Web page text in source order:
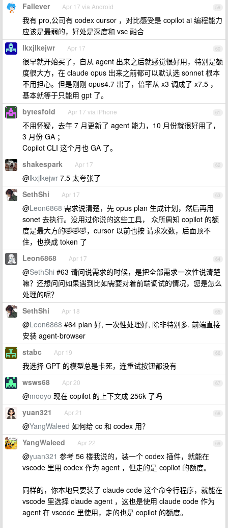
59
Fallever Apr 17 via Android
我有 pro,公司有 codex cursor ，对比感受是 copilot ai 编程能力
应该是最弱的，好处是深度和 vsc 融合
60
lkxjlkejwr Apr 17
很早就开始买了，自从 agent 出来之后就感觉很好用，特别是额
度很大方，在 claude opus 出来之前都可以默认选 sonnet 根本
不用担心。但是刚刚 opus4.7 出了，倍率从 x3 调成了 x7.5 ，
基本就等于只能用 gpt 了。
61
bytesfold Apr 17 via iPhone
不用怀疑，去年 7 月更新了 agent 能力，10 月份就很好用了，
3 月份 GA ；
Copilot CLI 这个月也 GA 了。
62
shakespark Apr 17
@lkxjlkejwr 7.5 太夸张了
63
SethShi Apr 17
@Leon6868 需求说清楚，先 opus plan 生成计划，然后再用
sonet 去执行。没用过你说的这些工具， 众所周知 copilot 的额
度是最大方的🤣🤣🤣，cursor 以前也按 请求次数，后面顶不
住，也换成 token 了
64
Leon6868 Apr 17
@SethShi #63 请问说需求的时候，是把全部需求一次性说清楚
嘛？还想问问如果遇到比如需要对着前端调试的情况，您是怎么
处理的呢？
65
SethShi Apr 18
@Leon6868 #64 plan 好, 一次性处理好, 除非特别多. 前端直接
安装 agent-browser
66
stabc Apr 19
我选择 GPT 的模型总是卡死，连重试按钮都没有
67
wsws68 Apr 20
@mooyo 现在 copilot 的上下文成 256k 了吗
68
yuan321 Apr 21
@YangWaleed 如何给 cc 和 codex 用？
69
YangWaleed Apr 22
@yuan321 参考 56 楼我说的，装一个 codex 插件，就能在
vscode 里用 codex 作为 agent ，但走的是 copilot 的额度。
同样的，你本地只要装了 claude code 这个命令行程序，就能在
vscode 里选择 claude agent ，这也是使用 claude code 作为
agent 在 vscode 里使用，走的也是 copilot 的额度。